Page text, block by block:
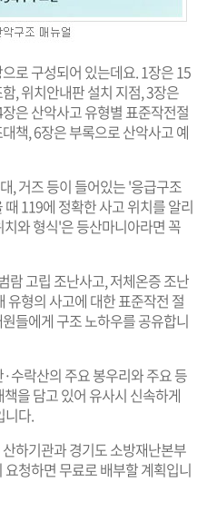
로 구성되어 있는데요. 1장은 15
, 위치안내판 설치 지점, 3장은
은 산악사고 유형별 표준작전절
책, 6장은 부록으로 산악사고 예
, 거즈 등이 들어있는 '응급구조
119에 정확한 사고 위치를 알리
와 형식'은 등산마니아라면 꼭
람 고립 조난사고, 저체온증 조난
유형의 사고에 대한 표준작전 절
들에게 구조 노하우를 공유합니
수락산의 주요 봉우리와 주요 등
을 담고 있어 유사시 신속하게
니다.
산하기관과 경기도 소방재난본부
청하면 무료로 배부할 계획입니